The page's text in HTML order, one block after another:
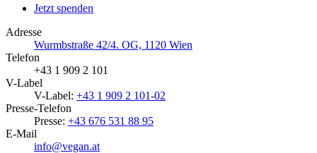
Jetzt spenden
Adresse
Wurmbstraße 42/4. OG, 1120 Wien
Telefon
+43 1 909 2 101
V-Label
V-Label: +43 1 909 2 101-02
Presse-Telefon
Presse: +43 676 531 88 95
E-Mail
info@vegan.at